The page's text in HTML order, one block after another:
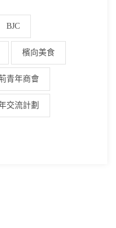
BJC
檳向美食
青年商會
交流計劃